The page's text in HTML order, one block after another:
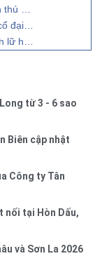
Hoa
hành
từ 3 - 6 sao
Biên cập nhật
Công ty Tân
nối tại Hòn Dấu,
và Sơn La 2026